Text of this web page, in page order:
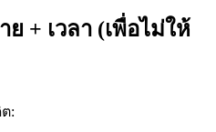
+ เวลา (เพื่อไม่ให้
: